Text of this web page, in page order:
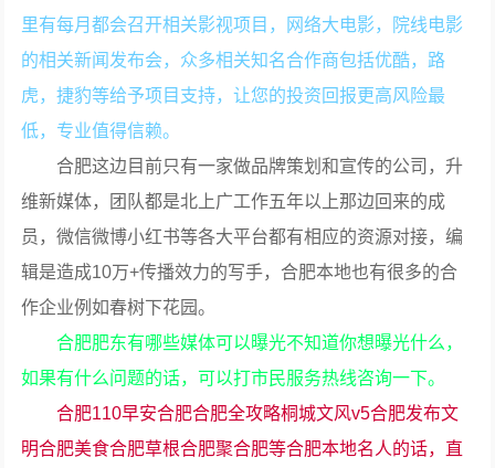
里有每月都会召开相关影视项目，网络大电影，院线电影
的相关新闻发布会，众多相关知名合作商包括优酷，路
虎，捷豹等给予项目支持，让您的投资回报更高风险最
低，专业值得信赖。
合肥这边目前只有一家做品牌策划和宣传的公司，升
维新媒体，团队都是北上广工作五年以上那边回来的成
员，微信微博小红书等各大平台都有相应的资源对接，编
辑是造成10万+传播效力的写手，合肥本地也有很多的合
作企业例如春树下花园。
合肥肥东有哪些媒体可以曝光不知道你想曝光什么，
如果有什么问题的话，可以打市民服务热线咨询一下。
合肥110早安合肥合肥全攻略桐城文风v5合肥发布文
明合肥美食合肥草根合肥聚合肥等合肥本地名人的话，直